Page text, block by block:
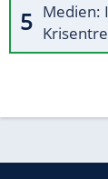
Medien: